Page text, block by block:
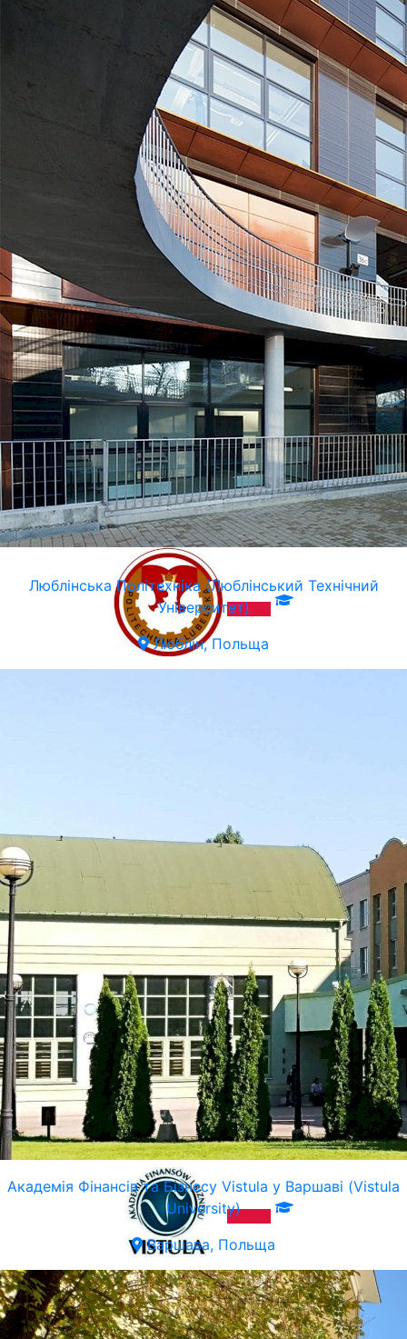
Люблiнська Політехніка (Люблінський Технічний
Університет)
Люблін, Польща
Академія Фінансів та Бізнесу Vistula у Варшаві (Vistula
University)
Варшава, Польща